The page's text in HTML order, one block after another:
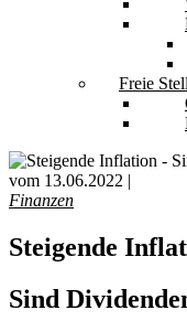
Freie
vom 13.06.2022 |
Finanzen
Steigende
Sind